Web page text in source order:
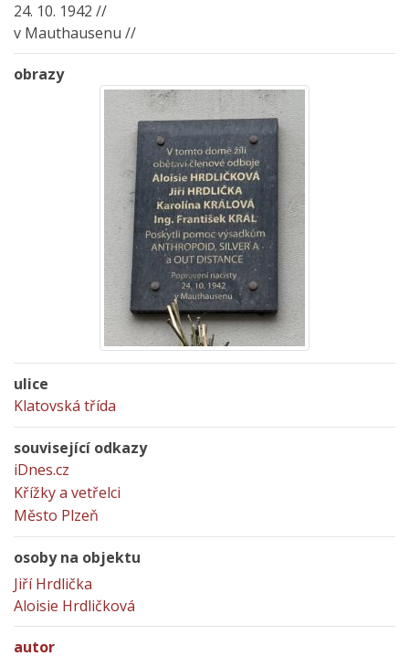
24. 10. 1942 //
v Mauthausenu //
obrazy
ulice
Klatovská třída
související odkazy
iDnes.cz
Křížky a vetřelci
Město Plzeň
osoby na objektu
Jiří Hrdlička
Aloisie Hrdličková
autor